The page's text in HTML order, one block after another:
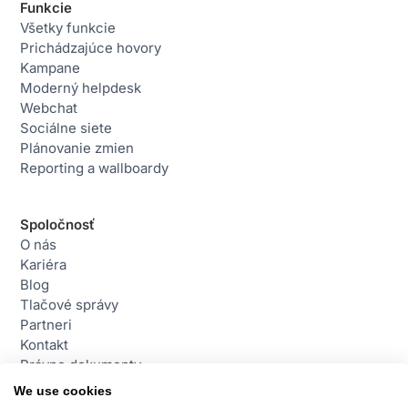
Funkcie
Všetky funkcie
Prichádzajúce hovory
Kampane
Moderný helpdesk
Webchat
Sociálne siete
Plánovanie zmien
Reporting a wallboardy
Spoločnosť
O nás
Kariéra
Blog
Tlačové správy
Partneri
Kontakt
Právne dokumenty
We use cookies